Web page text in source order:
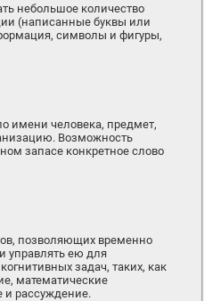
небольшое количество
(написанные буквы или
символы и фигуры,
имени человека, предмет,
Возможность
запасе конкретное слово
позволяющих временно
управлять ею для
задач, таких, как
математические
и рассуждение.